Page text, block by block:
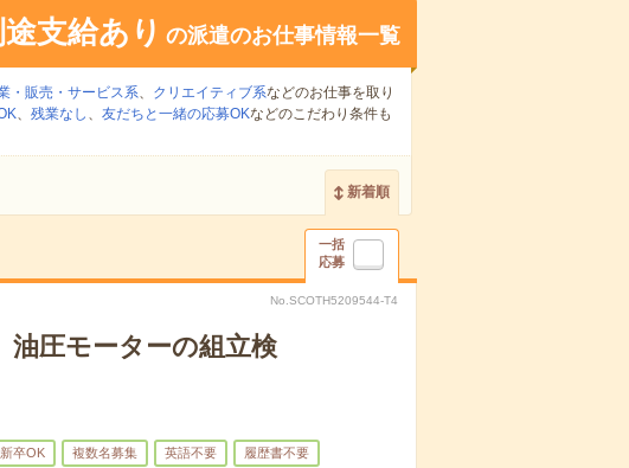
支給あり の派遣のお仕事情報一覧
・販売・サービス系、 クリエイティブ系などのお仕事を取り
、 残業なし 、 友だちと一緒の応募OKなどのこだわり条件も
新着順
一括
応募
No.SCOTH5209544-T4
油圧モーターの組立検
卒OK 複数名募集 英語不要 履歴書不要